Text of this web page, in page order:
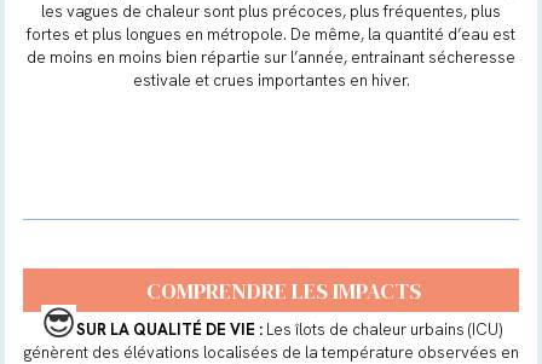
les vagues de chaleur sont plus précoces, plus fréquentes, plus
fortes et plus longues en métropole. De même, la quantité d’eau est
de moins en moins bien répartie sur l’année, entrainant sécheresse
estivale et crues importantes en hiver.
COMPRENDRE LES IMPACTS
😎SUR LA QUALITÉ DE VIE :Les îlots de chaleur urbains (ICU)
génèrent des élévations localisées de la température observées en